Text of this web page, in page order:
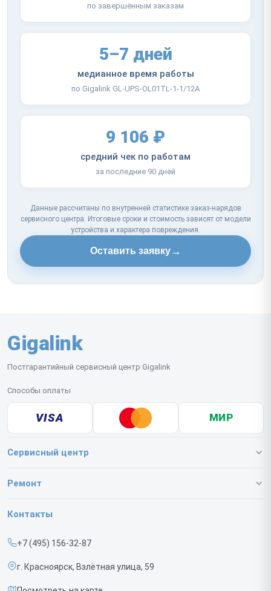
по завершённым заказам
5–7 дней
медианное время работы
по Gigalink GL-UPS-OL01TL-1-1/12A
9 106 ₽
средний чек по работам
за последние 90 дней
Данные рассчитаны по внутренней статистике заказ-нарядов
сервисного центра. Итоговые сроки и стоимость зависят от модели
устройства и характера повреждения.
Оставить заявку→
Gigalink
Постгарантийный сервисный центр Gigalink
Способы оплаты
VISA МИР
Сервисный центр
О нашем сервисе
Срочный ремонт
Доставка и способы оплаты
Ремонт
Коммутаторов
Контакты
+7 (495) 156-32-87
г. Красноярск, Взлётная улица, 59